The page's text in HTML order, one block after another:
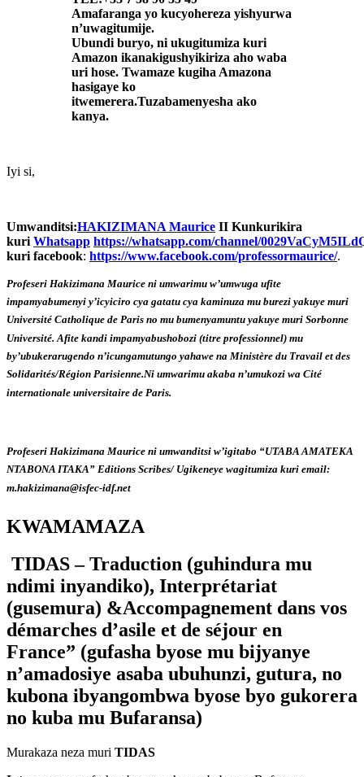
Amafaranga yo kucyohereza yishyurwa
n’uwagitumije.
Ubundi buryo, ni ukugitumiza kuri
Amazon ikanakigushyikiriza aho waba
uri hose. Twamaze kugiha Amazona
hasigaye ko
itwemerera.Tuzabamenyesha ako
kanya.
Iyi si,
Umwanditsi:HAKIZIMANA Maurice II Kunkurikira
kuri Whatsapp https://whatsapp.com/channel/
kuri facebook: https://www.facebook.com/professormaurice/.
Profeseri Hakizimana Maurice ni umwarimu w’umwuga ufite
impamyabumenyi y’icyiciro cya gatatu cya kaminuza mu burezi yakuye muri
Université Catholique de Paris no mu bumenyamuntu yakuye muri Sorbonne
Université. Afite kandi impamyabushobozi (titre professionnel) mu
by’ubukerarugendo n’icungamutungo yahawe na Ministère du Travail et des
Solidarités/Région Parisienne.Ni umwarimu akaba n’umukozi wa Cité
internationale universitaire de Paris.
Profeseri Hakizimana Maurice ni umwanditsi w’igitabo “UTABA AMATEKA
NTABONA ITAKA” Editions Scribes/ Ugikeneye wagitumiza kuri email:
m.hakizimana@isfec-idf.net
KWAMAMAZA
TIDAS –Traduction (guhindura mu
ndimi inyandiko), Interprétariat
(gusemura) &Accompagnement dans vos
démarches d’asile et de séjour en
France” (gufasha byose mu bijyanye
n’amadosiye asaba ubuhunzi, gutura, no
kubona ibyangombwa byose byo gukorera
no kuba mu Bufaransa)
Murakaza neza muri TIDAS